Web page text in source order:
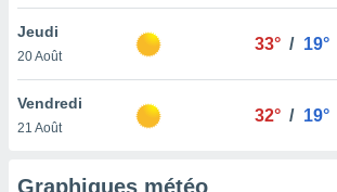
et que
Jeudi
20 Août
33° / 19°
Vendredi
21 Août
32° / 19°
Graphiques météo